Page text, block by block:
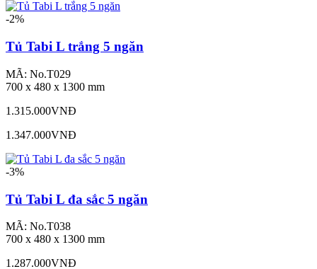
-2%
Tủ Tabi L trắng 5 ngăn
MÃ: No.T029
700 x 480 x 1300 mm
1.315.000VNĐ
1.347.000VNĐ
-3%
Tủ Tabi L đa sắc 5 ngăn
MÃ: No.T038
700 x 480 x 1300 mm
1.287.000VNĐ